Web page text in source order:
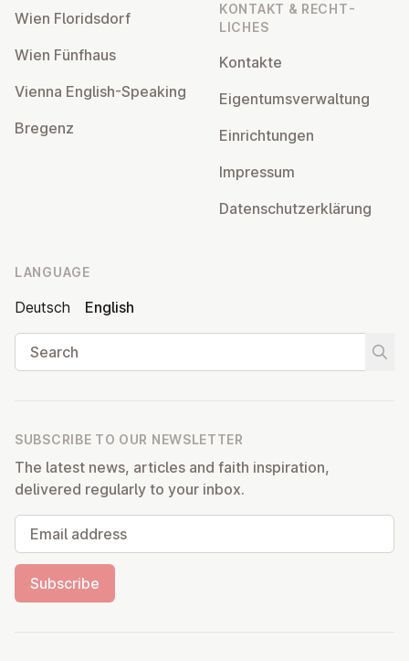
Wien Flor­idsdorf
Wien Fünfhaus
Vienna English-Speaking
Bregenz
KONTAKT & RECHT­
LICHES
Kontakte
Ei­gentums­ver­wal­tung
Ein­rich­tun­gen
Impressum
Datens­chutzerklärung
LANGUAGE
Deutsch
English
Search
SUBSCRIBE TO OUR NEWSLETTER
The latest news, articles and faith inspiration,
delivered regularly to your inbox.
Email address
Subscribe